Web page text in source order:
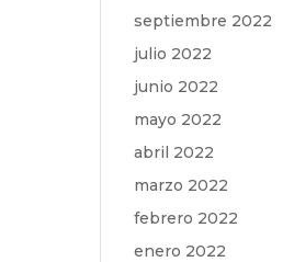
septiembre 2022
julio 2022
junio 2022
mayo 2022
abril 2022
marzo 2022
febrero 2022
enero 2022